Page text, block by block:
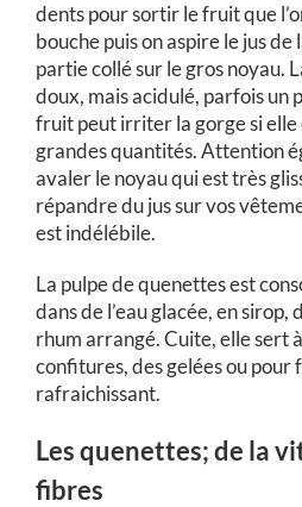
dents pour sortir le fruit que
bouche puis on aspire le jus
partie collé sur le gros noyau.
doux, mais acidulé, parfois un
fruit peut irriter la gorge si elle
grandes quantités. Attention
avaler le noyau qui est très
répandre du jus sur vos
est indélébile.
La pulpe de quenettes est
dans de l’eau glacée, en sirop,
rhum arrangé. Cuite, elle sert
confitures, des gelées ou pour
rafraichissant.
Les quenettes; de la
fibres